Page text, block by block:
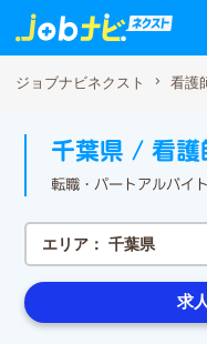
ジョブナビネクスト 看護
千葉県 / 看護
転職・パートアルバイ
エリア： 千葉県
求